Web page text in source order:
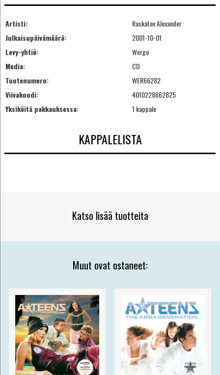
Artisti:
Raskatov Alexander
Julkaisupäivämäärä:
2001-10-01
Levy-yhtiö:
Wergo
Media:
CD
Tuotenumero:
WER66282
Viivakoodi:
4010228662825
Yksiköitä pakkauksessa:
1 kappale
KAPPALELISTA
Katso lisää tuotteita
Muut ovat ostaneet: